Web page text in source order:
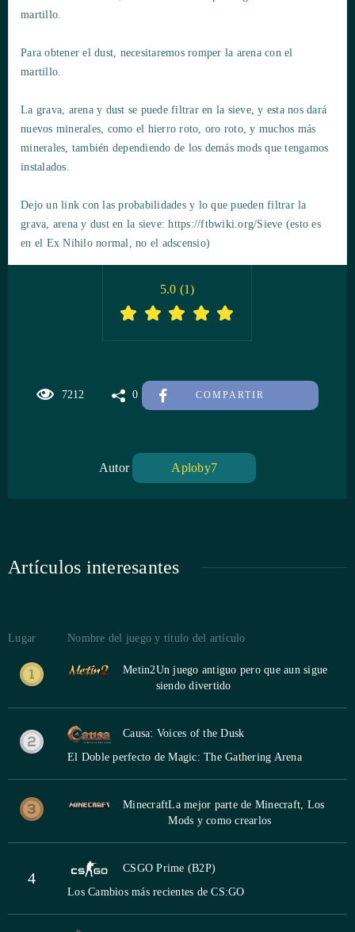
martillo.
Para obtener el dust, necesitaremos romper la arena con el
martillo.
La grava, arena y dust se puede filtrar en la sieve, y esta nos dará
nuevos minerales, como el hierro roto, oro roto, y muchos más
minerales, también dependiendo de los demás mods que tengamos
instalados.
Dejo un link con las probabilidades y lo que pueden filtrar la
grava, arena y dust en la sieve: https://ftbwiki.org/Sieve (esto es
en el Ex Nihilo normal, no el adscensio)
7212 0 COMPARTIR
5.0 (1)
Autor Aploby7
Artículos interesantes
Lugar Nombre del juego y título del artículo
Metin2Un juego antiguo pero que aun sigue
siendo divertido
Causa: Voices of the Dusk
El Doble perfecto de Magic: The Gathering Arena
MinecraftLa mejor parte de Minecraft, Los
Mods y como crearlos
4
CSGO Prime (B2P)
Los Cambios más recientes de CS:GO